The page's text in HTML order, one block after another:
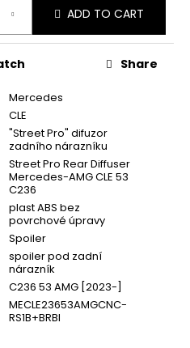
ADD TO CART
Mercedes
CLE
"Street Pro" difuzor
zadního nárazníku
Street Pro Rear Diffuser
Mercedes-AMG CLE 53
C236
plast ABS bez
povrchové úpravy
Spoiler
spoiler pod zadní
nárazník
C236 53 AMG [2023-]
MECLE23653AMGCNC-
RS1B+BRBI
Share